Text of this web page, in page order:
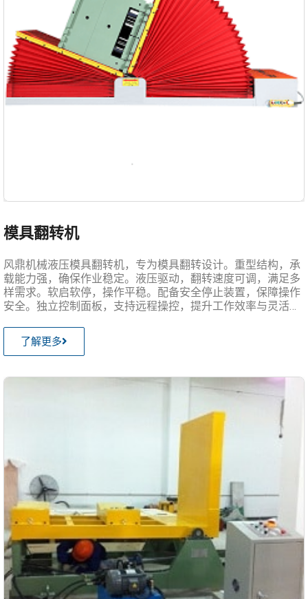
模具翻转机
风鼎机械液压模具翻转机，专为模具翻转设计。重型结构，承
载能力强，确保作业稳定。液压驱动，翻转速度可调，满足多
样需求。软启软停，操作平稳。配备安全停止装置，保障操作
安全。独立控制面板，支持远程操控，提升工作效率与灵活
了解更多